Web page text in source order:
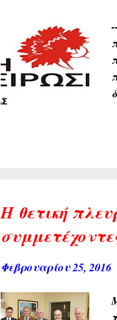
Η θετική
Φεβρουαρίου 25, 2016